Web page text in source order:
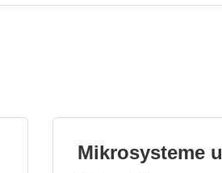
Mikrosysteme